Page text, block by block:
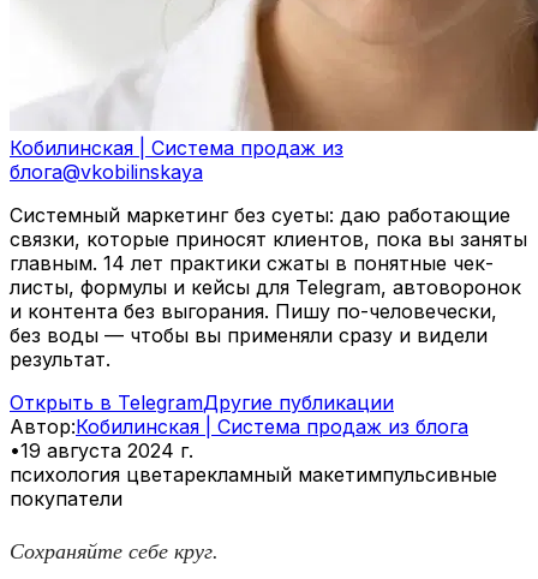
Кобилинская | Система продаж из
блога@vkobilinskaya
Системный маркетинг без суеты: даю работающие
связки, которые приносят клиентов, пока вы заняты
главным. 14 лет практики сжаты в понятные чек-
листы, формулы и кейсы для Telegram, автоворонок
и контента без выгорания. Пишу по-человечески,
без воды — чтобы вы применяли сразу и видели
результат.
Открыть в TelegramДругие публикации
Автор:Кобилинская | Система продаж из блога
•19 августа 2024 г.
психология цветарекламный макетимпульсивные
покупатели
Сохраняйте себе круг.